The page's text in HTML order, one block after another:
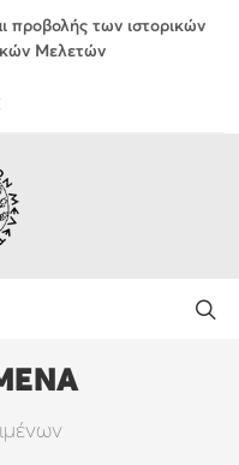
προβολής των ιστορικών
Μελετών